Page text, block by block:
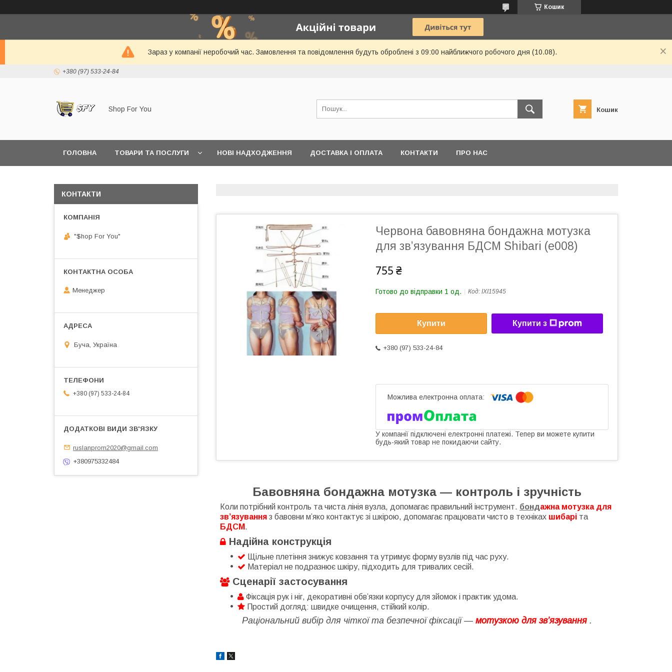
Кошик
Зараз у компанії неробочий час. Замовлення та повідомлення будуть оброблені з 09:00 найближчого робочого дня (10.08).
+380 (97) 533-24-84
Shop For You Кошик
ГОЛОВНА ТОВАРИ ТА ПОСЛУГИ НОВІ НАДХОДЖЕННЯ ДОСТАВКА І ОПЛАТА КОНТАКТИ ПРО НАС
Червона бавовняна бондажна мотузка
для зв’язування БДСМ Shibari (е008)
755 ₴
Готово до відправки 1 од. Код: IXI15945
Купити Купити з
+380 (97) 533-24-84
У компанії підключені електронні платежі. Тепер ви можете купити
будь-який товар не покидаючи сайту.
Бавовняна бондажна мотузка — контроль і зручність
Коли потрібний контроль та чиста лінія вузла, допомагає правильний інструмент. бондажна мотузка для
зв’язування з бавовни м’яко контактує зі шкірою, допомагає працювати чисто в техніках шибарі та
БДСМ .
Надійна конструкція
Щільне плетіння знижує ковзання та утримує форму вузлів під час руху.
Матеріал не подразнює шкіру, підходить для тривалих сесій.
Сценарії застосування
Фіксація рук і ніг, декоративні обв’язки корпусу для зйомок і практик удома.
Простий догляд: швидке очищення, стійкий колір.
Раціональний вибір для чіткої та безпечної фіксації — мотузкою для зв’язування .
КОНТАКТИ
"$hop For You"
Менеджер
Буча, Україна
+380 (97) 533-24-84
ruslanprom2020@gmail.com
+380975332484